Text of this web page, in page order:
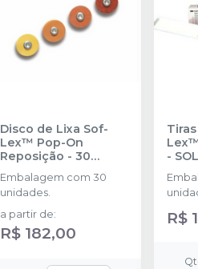
Disco de Lixa Sof-
Lex™ Pop-On
Reposição - 30
unidades
SOLVENTUM
Embalagem com 30
unidades.
a partir de:
R$ 182,00
-
R$